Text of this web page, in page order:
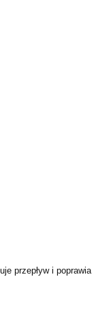
przepływ i poprawia